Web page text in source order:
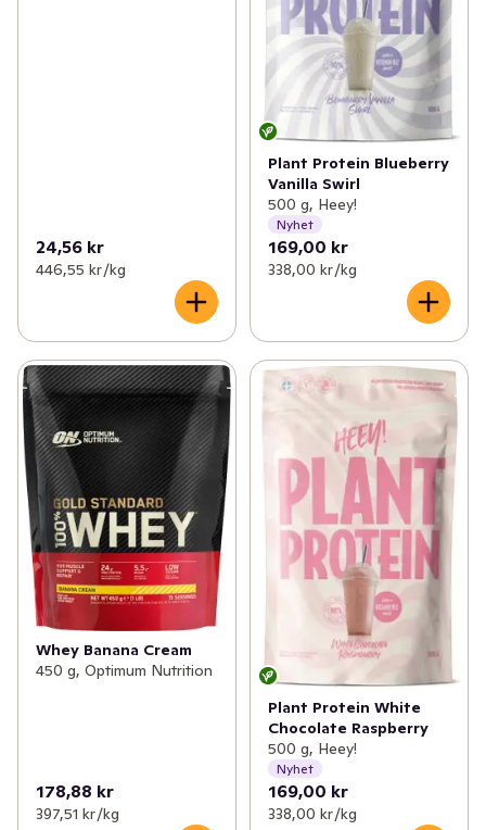
24,56 kr
446,55 kr /kg
Plant Protein Blueberry
Vanilla Swirl
500 g, Heey!
Nyhet
169,00 kr
338,00 kr /kg
Whey Banana Cream
450 g, Optimum Nutrition
178,88 kr
397,51 kr /kg
Plant Protein White
Chocolate Raspberry
500 g, Heey!
Nyhet
169,00 kr
338,00 kr /kg